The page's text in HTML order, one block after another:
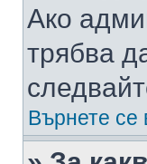
Ако
трябва
Върнете се